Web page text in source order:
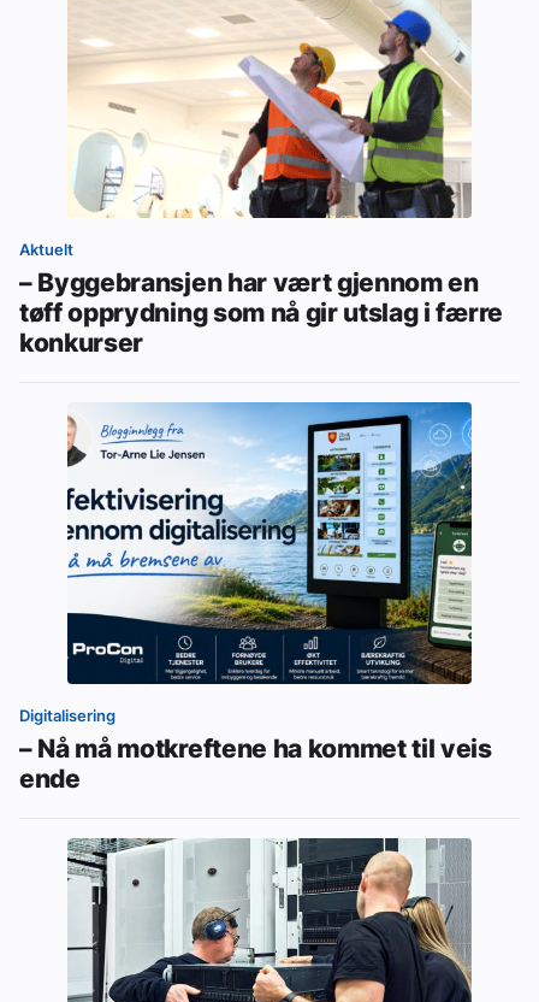
Aktuelt
– Byggebransjen har vært gjennom en
tøff opprydning som nå gir utslag i færre
konkurser
Digitalisering
– Nå må motkreftene ha kommet til veis
ende